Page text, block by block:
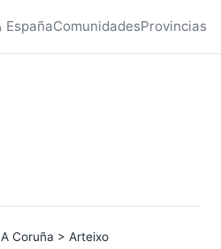
EspañaComunidadesProvincias
A Coruña > Arteixo